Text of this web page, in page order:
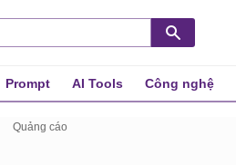
Prompt AI Tools Công nghệ